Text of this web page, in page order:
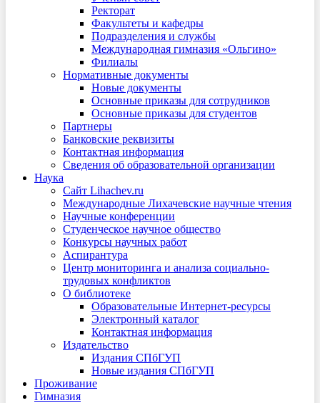
Ректорат
Факультеты и кафедры
Подразделения и службы
Международная гимназия «Ольгино»
Филиалы
Нормативные документы
Новые документы
Основные приказы для сотрудников
Основные приказы для студентов
Партнеры
Банковские реквизиты
Контактная информация
Сведения об образовательной организации
Наука
Сайт Lihachev.ru
Международные Лихачевские научные чтения
Научные конференции
Студенческое научное общество
Конкурсы научных работ
Аспирантура
Центр мониторинга и анализа социально-
трудовых конфликтов
О библиотеке
Образовательные Интернет-ресурсы
Электронный каталог
Контактная информация
Издательство
Издания СПбГУП
Новые издания СПбГУП
Проживание
Гимназия